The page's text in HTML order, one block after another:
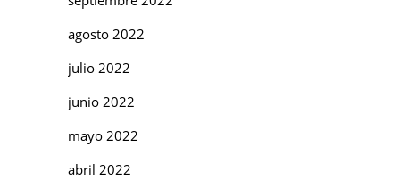
agosto 2022
julio 2022
junio 2022
mayo 2022
abril 2022